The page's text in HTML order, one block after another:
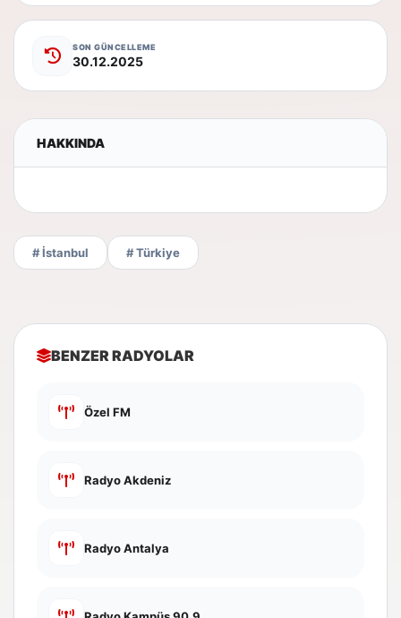
SON GÜNCELLEME
30.12.2025
HAKKINDA
# İstanbul # Türkiye
BENZER RADYOLAR
Özel FM
Radyo Akdeniz
Radyo Antalya